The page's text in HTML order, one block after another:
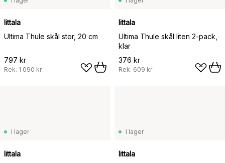
Iittala
Ultima Thule skål stor, 20 cm
797 kr
Rek. 1 090 kr
Iittala
Ultima Thule skål liten 2-pack,
klar
376 kr
Rek. 609 kr
I lager
Iittala
I lager
Iittala